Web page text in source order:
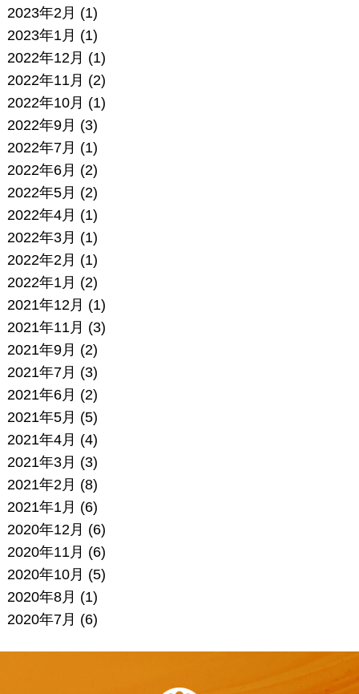
2023年2月 (1)
2023年1月 (1)
2022年12月 (1)
2022年11月 (2)
2022年10月 (1)
2022年9月 (3)
2022年7月 (1)
2022年6月 (2)
2022年5月 (2)
2022年4月 (1)
2022年3月 (1)
2022年2月 (1)
2022年1月 (2)
2021年12月 (1)
2021年11月 (3)
2021年9月 (2)
2021年7月 (3)
2021年6月 (2)
2021年5月 (5)
2021年4月 (4)
2021年3月 (3)
2021年2月 (8)
2021年1月 (6)
2020年12月 (6)
2020年11月 (6)
2020年10月 (5)
2020年8月 (1)
2020年7月 (6)